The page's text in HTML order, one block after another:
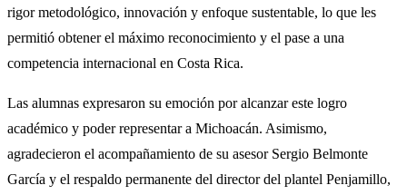
rigor metodológico, innovación y enfoque sustentable, lo que les
permitió obtener el máximo reconocimiento y el pase a una
competencia internacional en Costa Rica.
Las alumnas expresaron su emoción por alcanzar este logro
académico y poder representar a Michoacán. Asimismo,
agradecieron el acompañamiento de su asesor Sergio Belmonte
García y el respaldo permanente del director del plantel Penjamillo,